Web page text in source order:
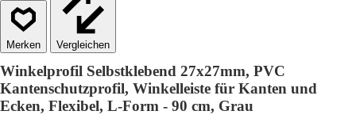
Vergleichen
Winkelprofil Selbstklebend 27x27mm, PVC
Kantenschutzprofil, Winkelleiste für Kanten und
Ecken, Flexibel, L-Form - 90 cm, Grau